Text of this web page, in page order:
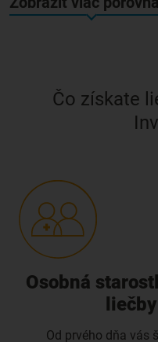
Čo získate
Osobná
Od prvého dňa vás